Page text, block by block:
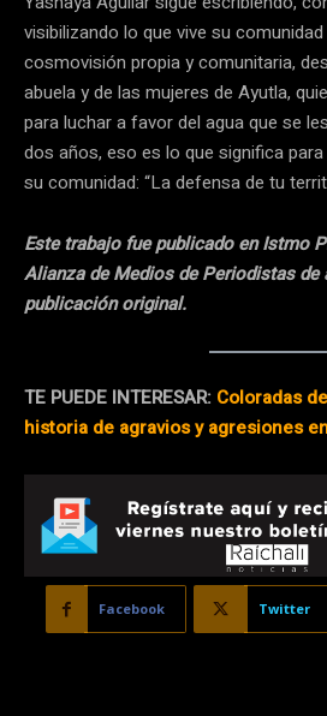
visibilizando lo que vive su
cosmovisión propia y comunitaria,
abuela y de las mujeres de Ayutla,
para luchar a favor del agua que se
dos años, eso es lo que significa
su comunidad: “La defensa de tu
Este trabajo fue publicado en Istmo
Alianza de Medios de Periodistas de
publicación original.
TE PUEDE INTERESAR: Coloradas
historia de agravios y agresiones
Facebook Twitter